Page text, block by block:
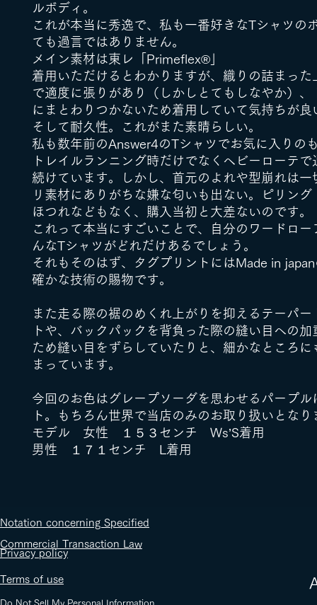
ルボディ。
これが本当に秀逸で、私も一番好きなTシャツの
ても過言ではありません。
メイン素材は東レ「Primeflex®︎」
着用いただけるとわかりますが、織りの詰まった
で適度に張りがあり（しかしとてもしなやか）、
にまとわりつかないため着用していて気持ちが良
そして耐久性。これがまた素晴らしい。
私も数年前のAnswer4のTシャツでお気に入りの
トレイルランニング時だけでなくヘビーローテで
続けています。しかし、首元のよれや型崩れは一
リ素材にありがちな嫌な匂いも出ない。ピリング
ほつれなどもなく、購入当初と大差ないのです。
これって本当にすごいことで、自分のワードロー
んなTシャツがどれだけあるでしょう。
それもそのはず、タグプリントにはMade in
確かな技術の賜物です。
また走る際の裾のめくれ上がりを抑えるテーパー
トや、バックパックを背負った際の縫い目への加
ため縫い目をずらしていたりと、細かなところに
まっています。
今回のお色はグレープソーダを思わせるパープル
ト。もちろん世界で当店のみのお取り扱いとなり
モデル 女性 １５３センチ Ws’S着用
男性 １７１センチ L着用
​Notation concerning Specified
Commercial Transaction Law
​Privacy policy
​Terms of use